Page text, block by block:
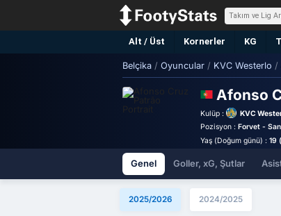
Alt / Üst Kornerler KG
Belçika / Oyuncular / KVC Westerlo /
Afonso
Kulüp : KVC
Pozisyon :Forvet -
Yaş (Doğum günü) :19
Genel Goller, xG, Şutlar
2025/2026 2024/2025